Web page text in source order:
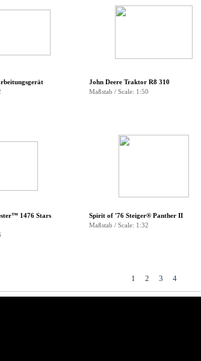
John Deere Traktor R8 310
Maßstab / Scale: 1:50
1476 Stars
Spirit of '76 Steiger® Panther II
Maßstab / Scale: 1:32
1 2 3 4